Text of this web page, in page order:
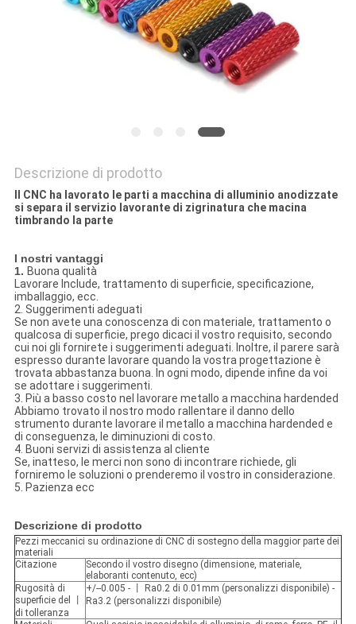
Descrizione di prodotto
Il CNC ha lavorato le parti a macchina di alluminio anodizzate
si separa il servizio lavorante di zigrinatura che macina
timbrando la parte
I nostri vantaggi
1. Buona qualità
Lavorare Include, trattamento di superficie, specificazione,
imballaggio, ecc.
2. Suggerimenti adeguati
Se non avete una conoscenza di con materiale, trattamento o
qualcosa di superficie, prego dicaci il vostro requisito, secondo
cui noi gli fornirete i suggerimenti adeguati. Inoltre, il parere sarà
espresso durante lavorare quando la vostra progettazione è
trovata abbastanza buona. In ogni modo, dipende infine da voi
se adottare i suggerimenti.
3. Più a basso costo nel lavorare metallo a macchina hardended
Abbiamo trovato il nostro modo rallentare il danno dello
strumento durante lavorare il metallo a macchina hardended e
di conseguenza, le diminuzioni di costo.
4. Buoni servizi di assistenza al cliente
Se, inatteso, le merci non sono di incontrare richiede, gli
forniremo le soluzioni o prenderemo il vostro in considerazione.
5. Pazienza ecc
Descrizione di prodotto
Pezzi meccanici su ordinazione di CNC di sostegno della maggior parte dei
materiali
Citazione
Secondo il vostro disegno (dimensione, materiale,
elaboranti contenuto, ecc)
Rugosità di
superficie del 丨
di tolleranza
+/--0.005 - 丨 Ra0.2 di 0.01mm (personalizzi disponibile) -
Ra3.2 (personalizzi disponibile)